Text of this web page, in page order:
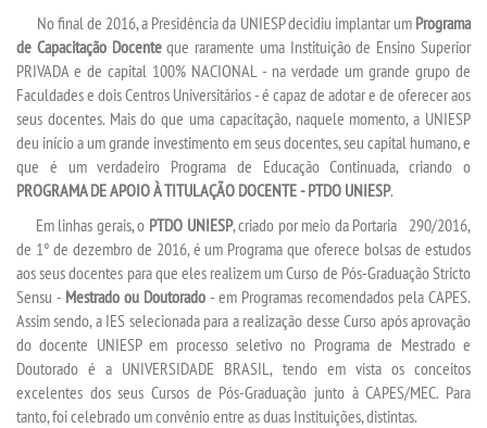
PUBLICAÇÕES
DESTAQUES
UNIESP NEWS
BLOG CONEXÃO UNIESP
LOGIN
WEBMAIL
PORTAL DE ALUNOS
No final de 2016, a Presidência da UNIESP decidiu implantar um Programa
de Capacitação Docenteque raramente uma Instituição de Ensino Superior
PRIVADA e de capital 100% NACIONAL - na verdade um grande grupo de
Faculdades e dois Centros Universitários - é capaz de adotar e de oferecer aos
seus docentes. Mais do que uma capacitação, naquele momento, a UNIESP
deu início a um grande investimento em seus docentes, seu capital humano, e
que é um verdadeiro Programa de Educação Continuada, criando o
PROGRAMA DE APOIO À TITULAÇÃO DOCENTE - PTDO UNIESP.
Em linhas gerais, o PTDO UNIESP, criado por meio da Portaria 290/2016,
de 1° de dezembro de 2016, é um Programa que oferece bolsas de estudos
aos seus docentes para que eles realizem um Curso de Pós-Graduação Stricto
Sensu - Mestrado ou Doutorado - em Programas recomendados pela CAPES.
Assim sendo, a IES selecionada para a realização desse Curso após aprovação
do docente UNIESP em processo seletivo no Programa de Mestrado e
Doutorado é a UNIVERSIDADE BRASIL, tendo em vista os conceitos
excelentes dos seus Cursos de Pós-Graduação junto à CAPES/MEC. Para
tanto, foi celebrado um convênio entre as duas Instituições, distintas.